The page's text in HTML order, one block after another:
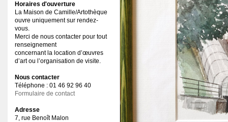
Horaires d'ouverture
La Maison de Camille/Artothèque
ouvre uniquement sur rendez-
vous.
Merci de nous contacter pour tout
renseignement
concernant la location d’œuvres
d’art ou l’organisation de visite.
Nous contacter
Téléphone : 01 46 92 96 40
Formulaire de contact
Adresse
7, rue Benoît Malon